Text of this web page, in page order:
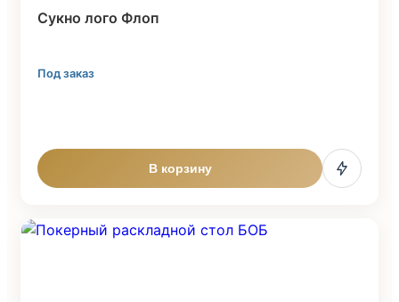
Cукно лого Флоп
Под заказ
В корзину